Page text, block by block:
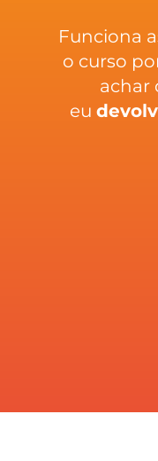
Funciona
o curso
achar
eu